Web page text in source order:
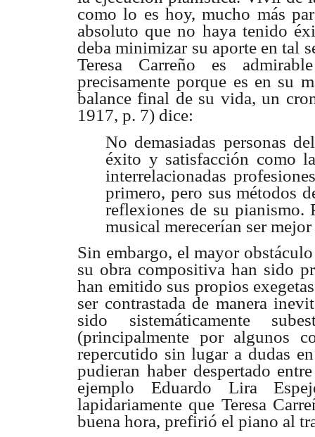
como lo es hoy, mucho más
absoluto que no haya tenido
deba minimizar su aporte en tal
Teresa Carreño es
precisamente porque es en su
balance final de su vida, un
1917, p. 7) dice:
No demasiadas personas
éxito y satisfacción como
interrelacionadas
primero, pero sus métodos
reflexiones de su pianismo.
musical merecerían ser
Sin embargo, el mayor
su obra compositiva han sido
han emitido sus propios
ser contrastada de manera
sido sistemáticamente
(principalmente por algunos
repercutido sin lugar a dudas
pudieran haber despertado
ejemplo Eduardo Lira
lapidariamente que Teresa
buena hora, prefirió el piano al